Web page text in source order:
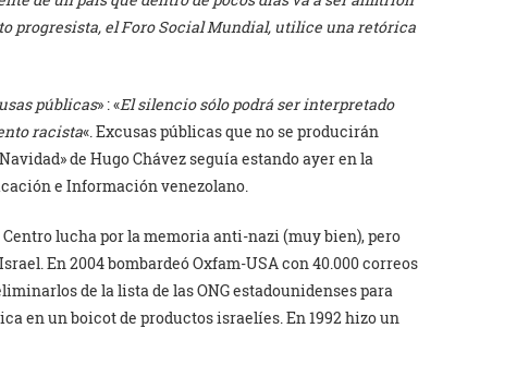
progresista, el Foro Social Mundial, utilice una retórica
públicas» : «El silencio sólo podrá ser interpretado
racista«. Excusas públicas que no se producirán
de Hugo Chávez seguía estando ayer en la
e Información venezolano.
lucha por la memoria anti-nazi (muy bien), pero
En 2004 bombardeó Oxfam-USA con 40.000 correos
de la lista de las ONG estadounidenses para
en un boicot de productos israelíes. En 1992 hizo un